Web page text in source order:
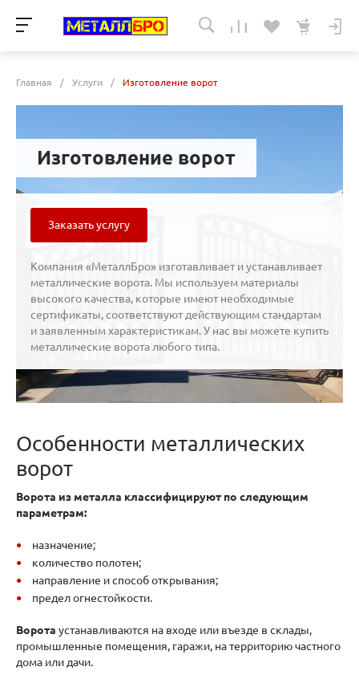
Главная / Услуги / Изготовление ворот
Изготовление ворот
Заказать услугу
Компания «МеталлБро» изготавливает и устанавливает
металлические ворота. Мы используем материалы
высокого качества, которые имеют необходимые
сертификаты, соответствуют действующим стандартам
и заявленным характеристикам. У нас вы можете купить
металлические ворота любого типа.
Особенности металлических
ворот
Ворота из металла классифицируют по следующим
параметрам:
назначение;
количество полотен;
направление и способ открывания;
предел огнестойкости.
Ворота устанавливаются на входе или въезде в склады,
промышленные помещения, гаражи, на территорию частного
дома или дачи.